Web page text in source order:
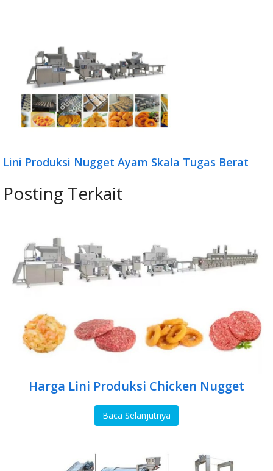
Lini Produksi Nugget Ayam Skala Tugas Berat
Posting Terkait
Harga Lini Produksi Chicken Nugget
Baca Selanjutnya